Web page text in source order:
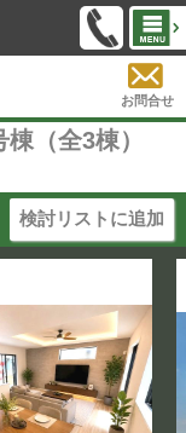
お問合せ
（全3棟）
検討リストに追加